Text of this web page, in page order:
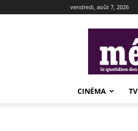
vendredi, août 7, 2026
CINÉMA TV